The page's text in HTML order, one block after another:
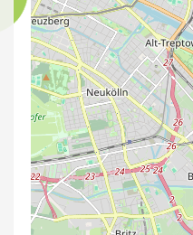
Hohenschönhausen Nord Filter
Hohenschönhausen Süd Filter
anwenden
Allee Süd Filter anwenden
Nord Filter anwenden
Süd Filter anwenden
(gesamt) Filter anwenden